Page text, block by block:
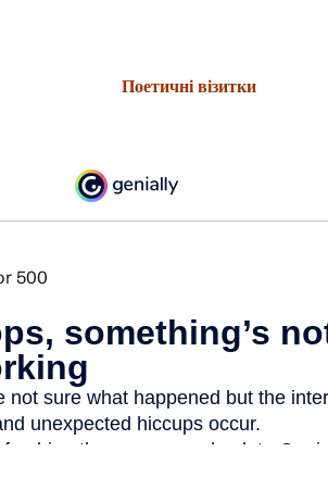
Поетичні візитки